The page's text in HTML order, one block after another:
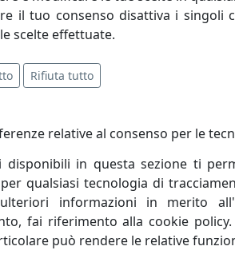
PLAFONIERA A 12 LUCI FLARE
1110/PL12 BIANCO
Toplight
588,00 €
il tuo consenso disattiva i singoli
scelte effettuate.
Rifiuta tutto
relative al consenso per le
disponibili in questa sezione ti
qualsiasi tecnologia di
informazioni in merito
fai riferimento alla cookie
può rendere le relative